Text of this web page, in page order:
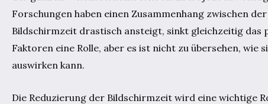
Forschungen haben einen Zusammenhang zwischen
Bildschirmzeit drastisch ansteigt, sinkt gleichzeitig das
Faktoren eine Rolle, aber es ist nicht zu übersehen,
auswirken kann.
Die Reduzierung der Bildschirmzeit wird eine wichtige